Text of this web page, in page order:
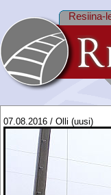
Resiina-
07.08.2016 / Olli (uusi)